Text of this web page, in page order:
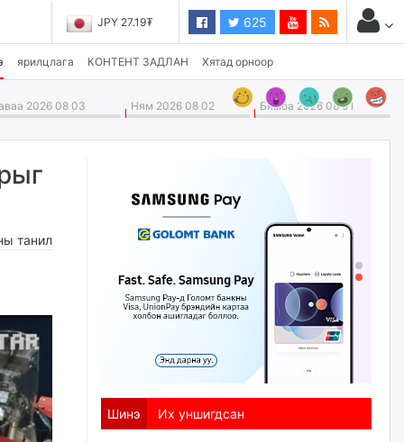
JPY 27.19₮ 625
ярилцлага КОНТЕНТ ЗАДЛАН Хятад орноор
2026 08 03 Ням 2026 08 02 Бямба 2026 08 01
танил
Шинэ Их уншигдсан